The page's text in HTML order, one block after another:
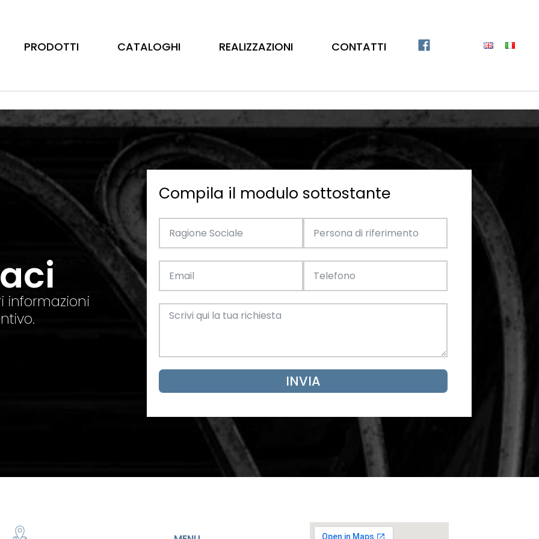
PRODOTTI CATALOGHI REALIZZAZIONI CONTATTI
Ottone
Tubo
Alluminio
Oggettistica e arredamento
Catalogo Illustrativo
SCARICA ORA
Catalogo
Acciaio
+39 0445 580865
+39 0445 580366
info@feba.it
informazioni
Compila il modulo sottostante
INVIA